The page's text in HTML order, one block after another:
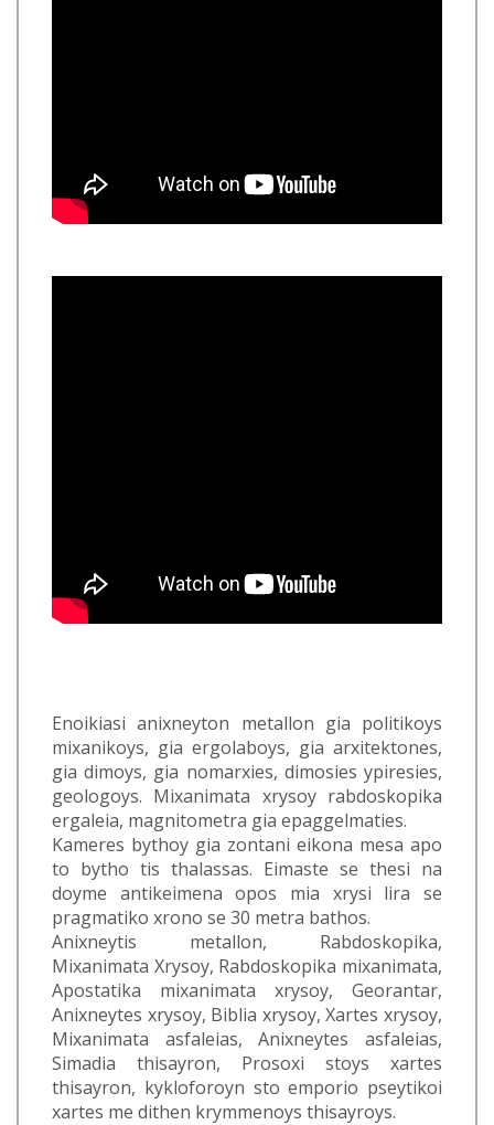
Enoikiasi anixneyton metallon gia politikoys
mixanikoys, gia ergolaboys, gia arxitektones,
gia dimoys, gia nomarxies, dimosies ypiresies,
geologoys. Mixanimata xrysoy rabdoskopika
ergaleia, magnitometra gia epaggelmaties.
Kameres bythoy gia zontani eikona mesa apo
to bytho tis thalassas. Eimaste se thesi na
doyme antikeimena opos mia xrysi lira se
pragmatiko xrono se 30 metra bathos.
Anixneytis metallon, Rabdoskopika,
Mixanimata Xrysoy, Rabdoskopika mixanimata,
Apostatika mixanimata xrysoy, Georantar,
Anixneytes xrysoy, Biblia xrysoy, Xartes xrysoy,
Mixanimata asfaleias, Anixneytes asfaleias,
Simadia thisayron, Prosoxi stoys xartes
thisayron, kykloforoyn sto emporio pseytikoi
xartes me dithen krymmenoys thisayroys.